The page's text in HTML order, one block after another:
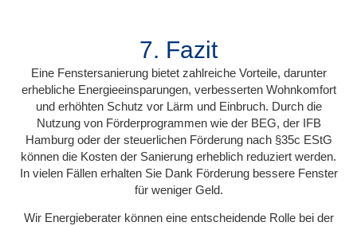
7. Fazit
Eine Fenstersanierung bietet zahlreiche Vorteile, darunter
erhebliche Energieeinsparungen, verbesserten Wohnkomfort
und erhöhten Schutz vor Lärm und Einbruch. Durch die
Nutzung von Förderprogrammen wie der BEG, der IFB
Hamburg oder der steuerlichen Förderung nach §35c EStG
können die Kosten der Sanierung erheblich reduziert werden.
In vielen Fällen erhalten Sie Dank Förderung bessere Fenster
für weniger Geld.
Wir Energieberater können eine entscheidende Rolle bei der